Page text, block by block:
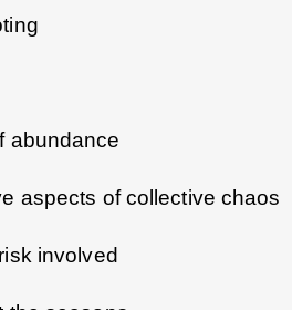
abundance
aspects of collective chaos
involved